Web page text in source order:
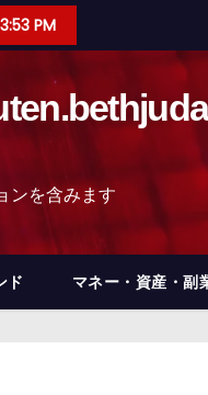
PM
ンを含みます
ド マネー・資産・副